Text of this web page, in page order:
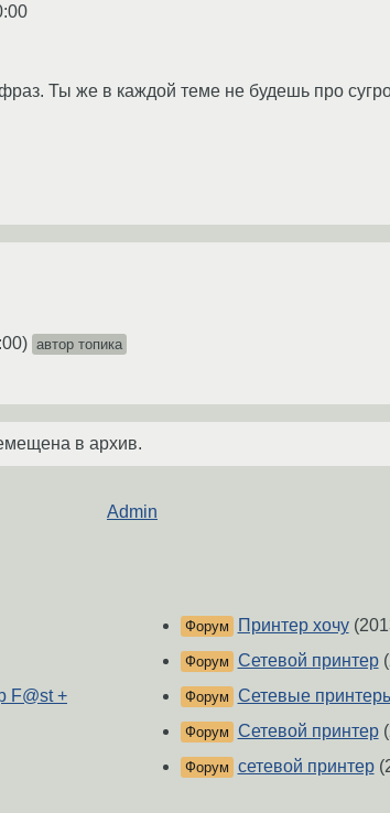
Ты же в каждой теме не будешь про
) автор топика
в архив.
Admin
F@st +
Форум Принтер хочу
Форум Сетевой принтер
Форум Сетевые
Форум Сетевой принтер
Форум сетевой принтер